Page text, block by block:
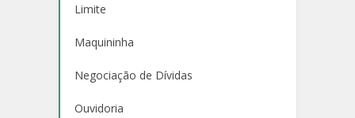
Limite
Maquininha
Negociação de Dívidas
Ouvidoria